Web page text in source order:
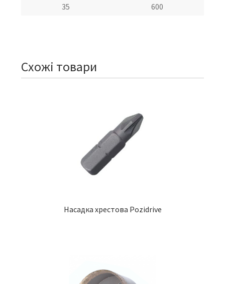
35
600
Схожі товари
Насадка хрестова Pozidrive